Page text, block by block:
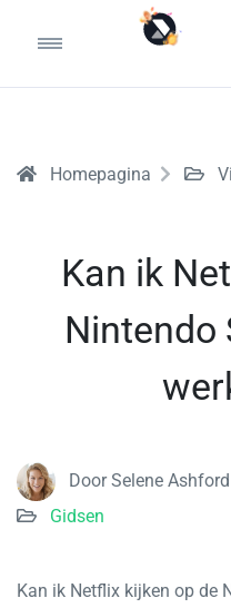
Homepagina
Kan ik
Nintendo
Door Selene Ashford
Gidsen
Kan ik Netflix kijken op de